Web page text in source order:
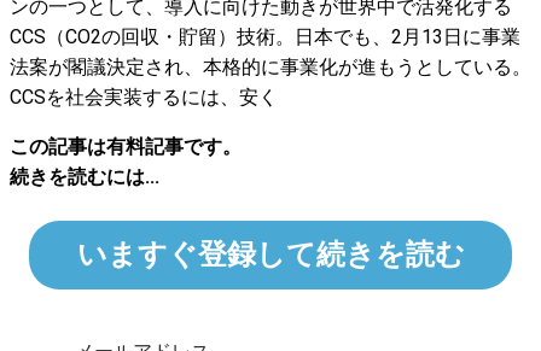
ンの一つとして、導入に向けた動きが世界中で活発化する
CCS（CO2の回収・貯留）技術。日本でも、2月13日に事業
法案が閣議決定され、本格的に事業化が進もうとしている。
CCSを社会実装するには、安く
この記事は有料記事です。
続きを読むには...
いますぐ登録して続きを読む